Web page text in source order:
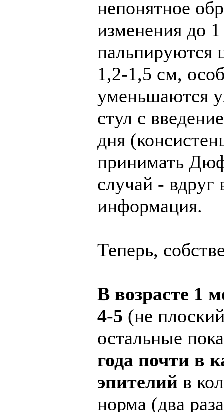
непонятное
изменения до
1,2-1,5 см,
уменьшаются
стул с
дня
принимать
случай - вдруг
информация.
Теперь,
В возрасте 1
4-5 (не
остальные
года почти в
эпителий в
норма (два